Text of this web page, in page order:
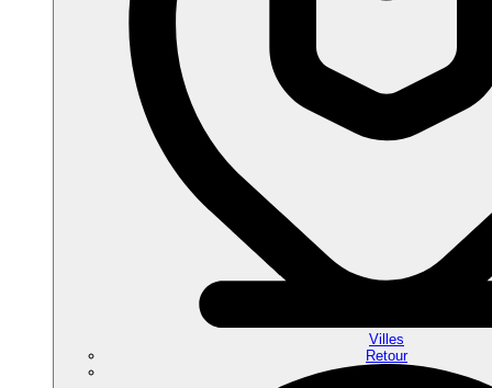
Villes
Retour